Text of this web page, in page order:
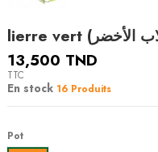
13,500 TND
TTC
En stock 16 Produits
Pot